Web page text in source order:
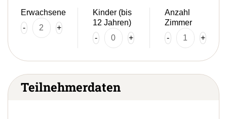
Erwachsene
-
+
Kinder (bis
12 Jahren)
-
+
Anzahl
Zimmer
-
+
Teilnehmerdaten